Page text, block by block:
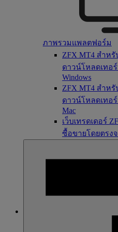
ภาพรวมแพลตฟอร์ม
ZFX MT4 สำหรั
ดาวน์โหลดเทอ
Windows
ZFX MT4 สำหรั
ดาวน์โหลดเทอ
Mac
เว็บเทรดเดอร์
ซื้อขายโดยตรง